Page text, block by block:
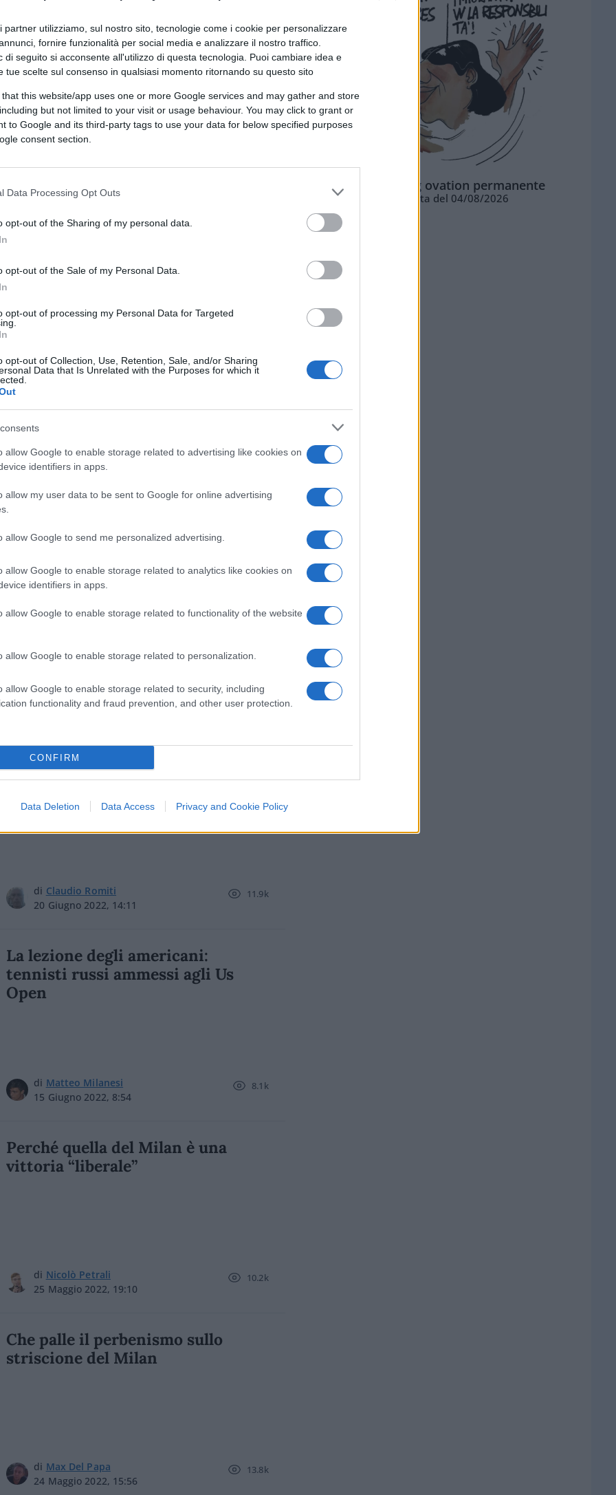
partner utilizziamo, sul nostro sito, tecnologie come i cookie per personalizzare
fornire funzionalità per social media e analizzare il nostro traffico.
di seguito si acconsente all'utilizzo di questa tecnologia. Puoi cambiare idea e
tue scelte sul consenso in qualsiasi momento ritornando su questo sito
that this website/app uses one or more Google services and may gather and store
but not limited to your visit or usage behaviour. You may click to grant or
to Google and its third-party tags to use your data for below specified purposes
consent section.
Data Processing Opt Outs
opt-out of the Sharing of my personal data.
opt-out of the Sale of my Personal Data.
opt-out of processing my Personal Data for Targeted
opt-out of Collection, Use, Retention, Sale, and/or Sharing
Data that Is Unrelated with the Purposes for which it
allow Google to enable storage related to advertising like cookies on
identifiers in apps.
allow my user data to be sent to Google for online advertising
allow Google to send me personalized advertising.
allow Google to enable storage related to analytics like cookies on
identifiers in apps.
allow Google to enable storage related to functionality of the website
allow Google to enable storage related to personalization.
allow Google to enable storage related to security, including
functionality and fraud prevention, and other user protection.
CONFIRM
Data Deletion Data Access Privacy and Cookie Policy
tennis
diRedazione
15 Settembre 2022, 16:34
8.8k
ai russi, lo vince una russa
diMatteo Milanesi
Una tennista con le palle: “Covid?
Abbiamo giocato da positivi. Basta
psicosi”
di Max Del Papa
24.7k
Wimbledon, Berrettini la stecca: si
arrende al terrore del covid
diMax Del Papa
28 Giugno 2022, 13:54
22.3k
Il terrore da Covid minaccia il
Tour de France
di Claudio Romiti
20 Giugno 2022, 14:11
11.9k
La lezione degli americani:
tennisti russi ammessi agli Us
Open
di Matteo Milanesi
15 Giugno 2022, 8:54
8.1k
Perché quella del Milan è una
vittoria “liberale”
di Nicolò Petrali
25 Maggio 2022, 19:10
10.2k
Che palle il perbenismo sullo
striscione del Milan
di Max Del Papa
24 Maggio 2022, 15:56
13.8k
La standing ovation permanente
Vignetta del 04/08/2026